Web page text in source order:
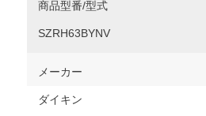
商品型番/型式
SZRH63BYNV
メーカー
ダイキン